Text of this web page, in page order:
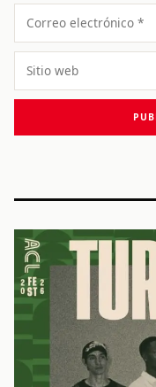
Correo
electrónico
Sitio
web